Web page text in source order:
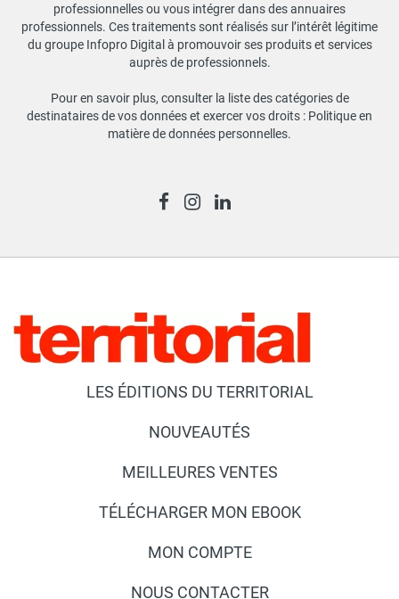
professionnelles ou vous intégrer dans des annuaires
professionnels. Ces traitements sont réalisés sur l’intérêt légitime
du groupe Infopro Digital à promouvoir ses produits et services
auprès de professionnels.
Pour en savoir plus, consulter la liste des catégories de
destinataires de vos données et exercer vos droits : Politique en
matière de données personnelles.
LES ÉDITIONS DU TERRITORIAL
NOUVEAUTÉS
MEILLEURES VENTES
TÉLÉCHARGER MON EBOOK
MON COMPTE
NOUS CONTACTER